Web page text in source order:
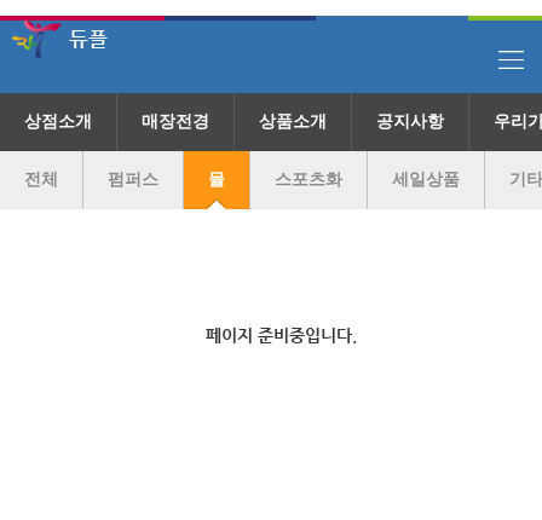
듀플
상점소개 매장전경 상품소개 공지사항 우리
전체 펌퍼스 뮬 스포츠화 세일상품 기타
페이지 준비중입니다.